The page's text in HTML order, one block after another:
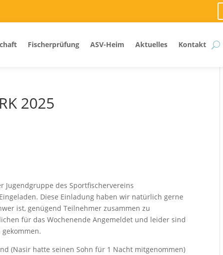
Fischerprüfung ASV-Heim Aktuelles Kontakt
2025
Jugendgruppe des Sportfischervereins
Diese Einladung haben wir natürlich gerne
ist, genügend Teilnehmer zusammen zu
für das Wochenende Angemeldet und leider sind
(Nasir hatte seinen Sohn für 1 Nacht mitgenommen)